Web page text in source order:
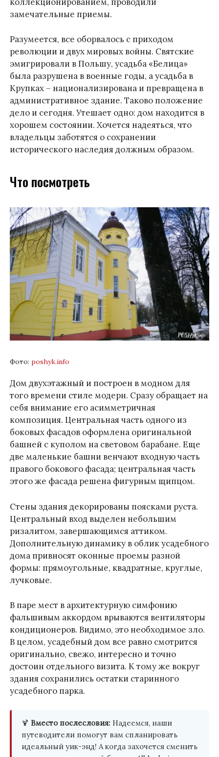
замечательные приемы.
Разумеется, все оборвалось с приходом
революции и двух мировых войны. Святские
эмигрировали в Польшу, усадьба «Белица»
была разрушена в военные годы, а усадьба в
Крупках – национализирована и превращена в
административное здание. Таково положение
дело и сегодня. Утешает одно: дом находится в
хорошем состоянии. Хочется надеяться, что
владельцы заботятся о сохранении
исторического наследия должным образом.
Что посмотреть
Фото: poshyk.info
Дом двухэтажный и построен в модном для
того времени стиле модерн. Сразу обращает на
себя внимание его асимметричная
композиция. Центральная часть одного из
боковых фасадов оформлена оригинальной
башней с куполом на световом барабане. Еще
две маленькие башни венчают входную часть
правого бокового фасада; центральная часть
этого же фасада решена фигурным щипцом.
Стены здания декорированы поясками руста.
Центральный вход выделен небольшим
ризалитом, завершающимся аттиком.
Дополнительную динамику в облик усадебного
дома привносят оконные проемы разной
формы: прямоугольные, квадратные, круглые,
лучковые.
В паре мест в архитектурную симфонию
фальшивым аккордом врываются вентиляторы
кондиционеров. Видимо, это необходимое зло.
В целом, усадебный дом все равно смотрится
оригинально, свежо, интересно и точно
достоин отдельного визита. К тому же вокруг
здания сохранились остатки старинного
усадебного парка.
🍹 Вместо послесловия: Надеемся, наши
путеводители помогут вам спланировать
идеальный уик-энд! А когда захочется сменить